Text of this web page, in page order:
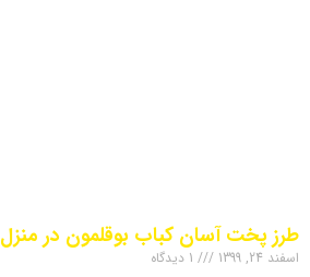
طرز پخت آسان کباب بوقلمون در منزل
اسفند 24, 1399